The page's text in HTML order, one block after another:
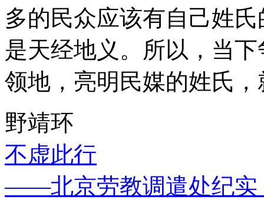
多的民众应该有自己姓
是天经地义。所以，当
领地，亮明民媒的姓氏
野靖环
不虚此行
——北京劳教调遣处纪实